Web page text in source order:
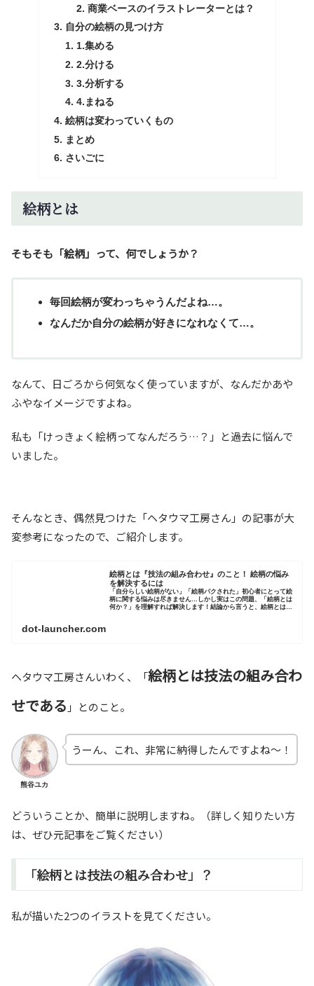
商業ベースのイラストレーターとは？
自分の絵柄の見つけ方
1.集める
2.分ける
3.分析する
4.まねる
絵柄は変わっていくもの
まとめ
さいごに
絵柄とは
そもそも「絵柄」って、何でしょうか？
毎回絵柄が変わっちゃうんだよね…。
なんだか自分の絵柄が好きになれなくて…。
なんて、日ごろから何気なく使っていますが、なんだかあや
ふやなイメージですよね。
私も「けっきょく絵柄ってなんだろう…？」と過去に悩んで
いました。
そんなとき、偶然見つけた「ヘタウマ工房さん」の記事が大
変参考になったので、ご紹介します。
絵柄とは『技法の組み合わせ』のこと！ 絵柄の悩み
を解決するには
「自分らしい絵柄がない」「絵柄パクされた」初心者にとって絵
柄に関する悩みは尽きません…しかし実はこの問題、「絵柄とは
何か？」を理解すれば解決します！結論から言うと、絵柄とは技
dot-launcher.com
ヘタウマ工房さんいわく、「絵柄とは技法の組み合わ
せである 」とのこと。
熊谷ユカ
うーん、これ、非常に納得したんですよね～！
どういうことか、簡単に説明しますね。（詳しく知りたい方
は、ぜひ元記事をご覧ください）
「絵柄とは技法の組み合わせ」？
私が描いた2つのイラストを見てください。